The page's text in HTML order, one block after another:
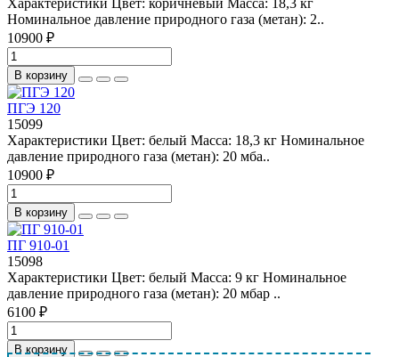
Номинальное давление природного газа (метан): 2..
10900 ₽
В корзину
ПГЭ 120
15099
Характеристики Цвет: белый Масса: 18,3 кг Номинальное
давление природного газа (метан): 20 мба..
10900 ₽
В корзину
ПГ 910-01
15098
Характеристики Цвет: белый Масса: 9 кг Номинальное
давление природного газа (метан): 20 мбар ..
6100 ₽
В корзину